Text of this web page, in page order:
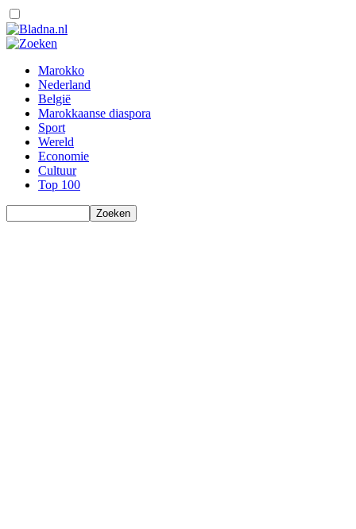
Marokko
Nederland
België
Marokkaanse diaspora
Sport
Wereld
Economie
Cultuur
Top 100